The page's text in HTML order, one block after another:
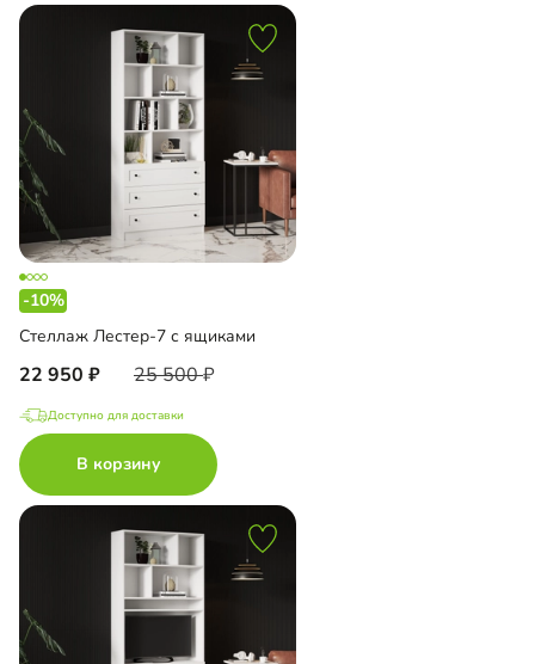
-10%
Стеллаж Лестер-7 с ящиками
22 950 25 500
Доступно для доставки
В корзину